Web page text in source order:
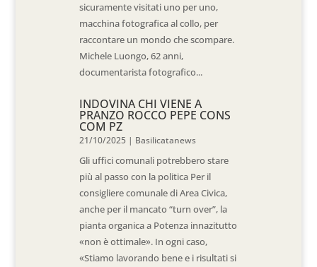
sicuramente visitati uno per uno,
macchina fotografica al collo, per
raccontare un mondo che scompare.
Michele Luongo, 62 anni,
documentarista fotografico...
INDOVINA CHI VIENE A
PRANZO ROCCO PEPE CONS
COM PZ
21/10/2025 | Basilicatanews
Gli uffici comunali potrebbero stare
più al passo con la politica Per il
consigliere comunale di Area Civica,
anche per il mancato “turn over”, la
pianta organica a Potenza innazitutto
«non è ottimale». In ogni caso,
«Stiamo lavorando bene e i risultati si